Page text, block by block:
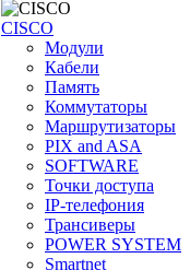
CISCO
Модули
Кабели
Память
Коммутаторы
Маршрутизаторы
PIX and ASA
SOFTWARE
Точки доступа
IP-телефония
Трансиверы
POWER SYSTEM
Smartnet